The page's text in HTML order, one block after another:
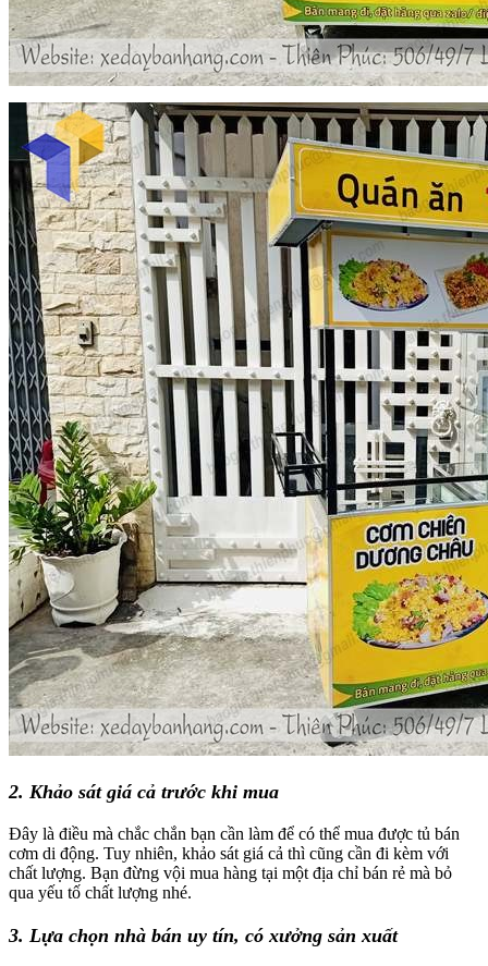
2. Khảo sát giá cả trước khi mua
Đây là điều mà chắc chắn bạn cần làm để có thể mua được tủ bán
cơm di động. Tuy nhiên, khảo sát giá cả thì cũng cần đi kèm với
chất lượng. Bạn đừng vội mua hàng tại một địa chỉ bán rẻ mà bỏ
qua yếu tố chất lượng nhé.
3. Lựa chọn nhà bán uy tín, có xưởng sản xuất